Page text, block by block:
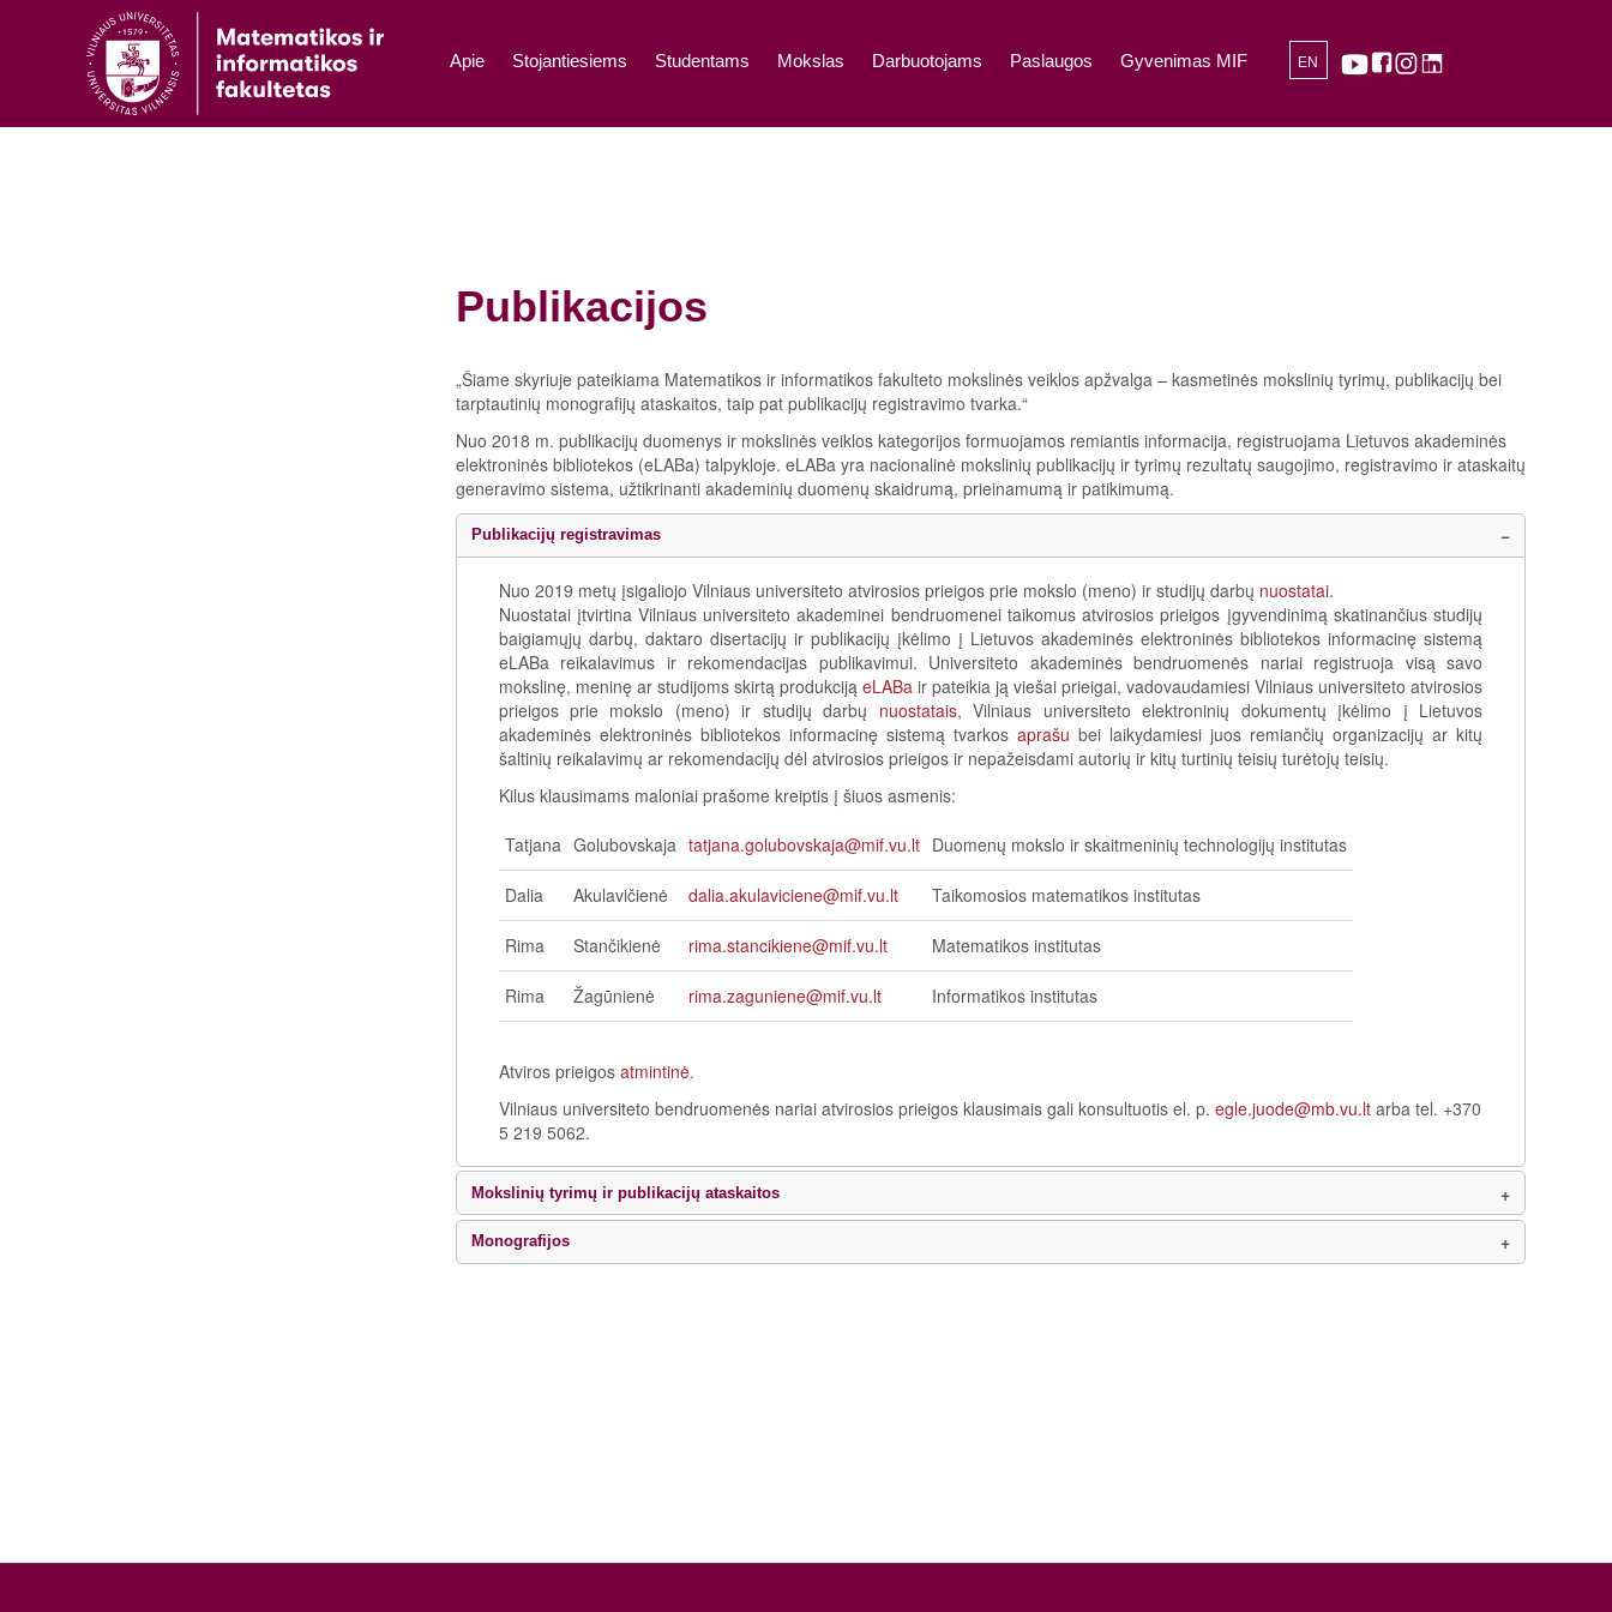
Apie Stojantiesiems Studentams Mokslas Darbuotojams Paslaugos Gyvenimas MIF EN
Publikacijos
„Šiame skyriuje pateikiama Matematikos ir informatikos fakulteto mokslinės veiklos apžvalga – kasmetinės mokslinių tyrimų, publikacijų bei
tarptautinių monografijų ataskaitos, taip pat publikacijų registravimo tvarka.“
Nuo 2018 m. publikacijų duomenys ir mokslinės veiklos kategorijos formuojamos remiantis informacija, registruojama Lietuvos akademinės
elektroninės bibliotekos (eLABa) talpykloje. eLABa yra nacionalinė mokslinių publikacijų ir tyrimų rezultatų saugojimo, registravimo ir ataskaitų
generavimo sistema, užtikrinanti akademinių duomenų skaidrumą, prieinamumą ir patikimumą.
Publikacijų registravimas
Nuo 2019 metų įsigaliojo Vilniaus universiteto atvirosios prieigos prie mokslo (meno) ir studijų darbų nuostatai.
Nuostatai įtvirtina Vilniaus universiteto akademinei bendruomenei taikomus atvirosios prieigos įgyvendinimą skatinančius studijų
baigiamųjų darbų, daktaro disertacijų ir publikacijų įkėlimo į Lietuvos akademinės elektroninės bibliotekos informacinę sistemą
eLABa reikalavimus ir rekomendacijas publikavimui. Universiteto akademinės bendruomenės nariai registruoja visą savo
mokslinę, meninę ar studijoms skirtą produkciją eLABa ir pateikia ją viešai prieigai, vadovaudamiesi Vilniaus universiteto atvirosios
prieigos prie mokslo (meno) ir studijų darbų nuostatais, Vilniaus universiteto elektroninių dokumentų įkėlimo į Lietuvos
akademinės elektroninės bibliotekos informacinę sistemą tvarkos aprašu bei laikydamiesi juos remiančių organizacijų ar kitų
šaltinių reikalavimų ar rekomendacijų dėl atvirosios prieigos ir nepažeisdami autorių ir kitų turtinių teisių turėtojų teisių.
Kilus klausimams maloniai prašome kreiptis į šiuos asmenis:
Tatjana Golubovskaja tatjana.golubovskaja@mif.vu.lt Duomenų mokslo ir skaitmeninių technologijų institutas
Dalia Akulavičienė dalia.akulaviciene@mif.vu.lt Taikomosios matematikos institutas
Rima Stančikienė rima.stancikiene@mif.vu.lt Matematikos institutas
Rima Žagūnienė rima.zaguniene@mif.vu.lt Informatikos institutas
Atviros prieigos atmintinė.
Vilniaus universiteto bendruomenės nariai atvirosios prieigos klausimais gali konsultuotis el. p. egle.juode@mb.vu.lt arba tel. +370
5 219 5062.
Mokslinių tyrimų ir publikacijų ataskaitos
Monografijos